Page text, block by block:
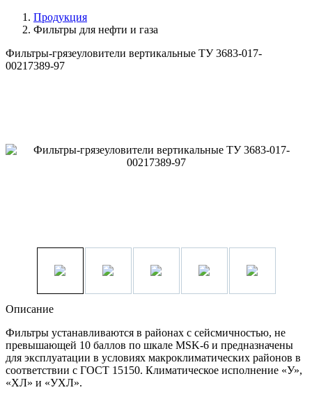
Продукция
Фильтры для нефти и газа
Фильтры-грязеуловители вертикальные ТУ 3683-017-
00217389-97
Описание
Фильтры устанавливаются в районах с сейсмичностью, не
превышающей 10 баллов по шкале MSK-6 и предназначены
для эксплуатации в условиях макроклиматических районов в
соответствии с ГОСТ 15150. Климатическое исполнение «У»,
«ХЛ» и «УХЛ».